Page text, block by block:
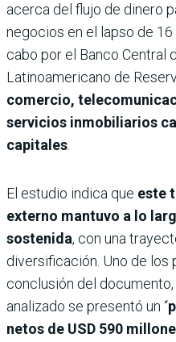
acerca del flujo de dinero
negocios en el lapso de
cabo por el Banco Central
Latinoamericano de
comercio,
servicios inmobiliarios
capitales
El estudio indica que este
externo mantuvo a lo
sostenida, con una
diversificación. Uno de los
conclusión del
analizado se presentó un “
netos de USD 590